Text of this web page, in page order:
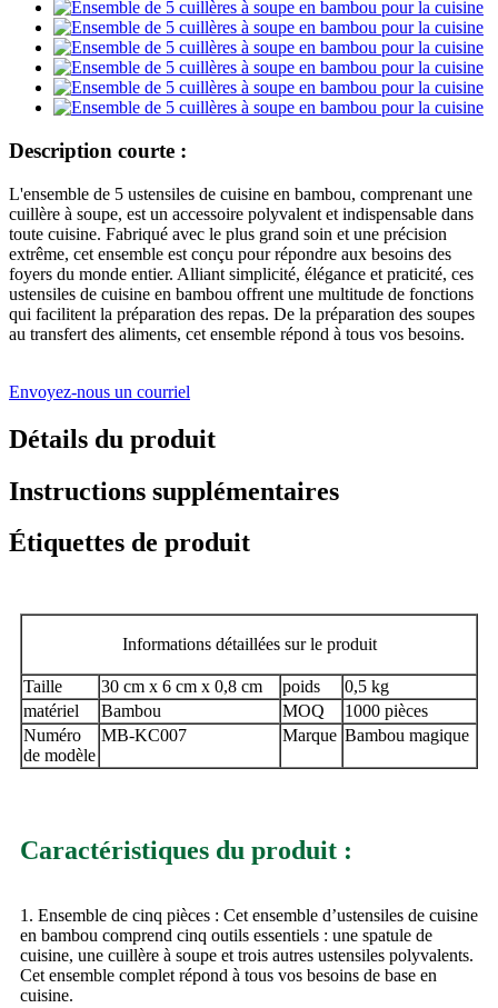
Description courte :
L'ensemble de 5 ustensiles de cuisine en bambou, comprenant une
cuillère à soupe, est un accessoire polyvalent et indispensable dans
toute cuisine. Fabriqué avec le plus grand soin et une précision
extrême, cet ensemble est conçu pour répondre aux besoins des
foyers du monde entier. Alliant simplicité, élégance et praticité, ces
ustensiles de cuisine en bambou offrent une multitude de fonctions
qui facilitent la préparation des repas. De la préparation des soupes
au transfert des aliments, cet ensemble répond à tous vos besoins.
Envoyez-nous un courriel
Détails du produit
Instructions supplémentaires
Étiquettes de produit
Informations détaillées sur le produit
Taille 30 cm x 6 cm x 0,8 cm poids
0,5 kg
matériel
Bambou MOQ
1000 pièces
Numéro
de modèle
MB-KC007 Marque Bambou magique
Caractéristiques du produit :
1. Ensemble de cinq pièces : Cet ensemble d’ustensiles de cuisine
en bambou comprend cinq outils essentiels : une spatule de
cuisine, une cuillère à soupe et trois autres ustensiles polyvalents.
Cet ensemble complet répond à tous vos besoins de base en
cuisine.